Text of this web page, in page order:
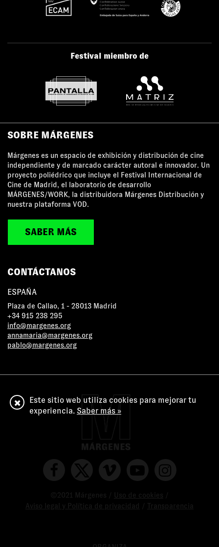
Festival miembro de
SOBRE MÁRGENES
Márgenes es un espacio de exhibición y distribución de cine
independiente y de marcado carácter autoral e innovador. Un
proyecto poliédrico que incluye el Festival Internacional de
Cine de Madrid, el laboratorio de desarrollo
MÁRGENES/WORK, la distribuidora Márgenes Distribución y
nuestra plataforma VOD.
SABER MÁS
CONTÁCTANOS
ESPAÑA
Plaza de Callao, 1 - 28013 Madrid
+34 915 238 295
info@margenes.org
annamaria@margenes.org
pablo@margenes.org
©2021 Márgenes / Uso de cookies
Aviso legal y Política de privacidad
Transparencia
Este sitio web utiliza cookies para mejorar tu
experiencia. Saber más »